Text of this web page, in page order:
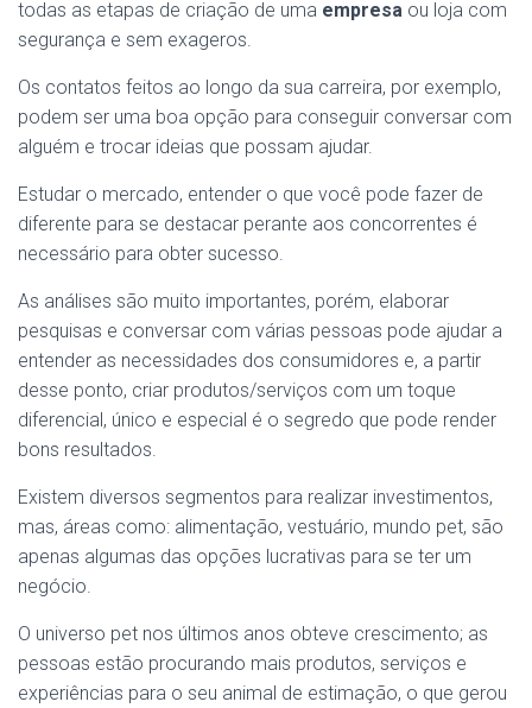
todas as etapas de criação de uma empresa ou loja com
segurança e sem exageros.
Os contatos feitos ao longo da sua carreira, por exemplo,
podem ser uma boa opção para conseguir conversar com
alguém e trocar ideias que possam ajudar.
Estudar o mercado, entender o que você pode fazer de
diferente para se destacar perante aos concorrentes é
necessário para obter sucesso.
As análises são muito importantes, porém, elaborar
pesquisas e conversar com várias pessoas pode ajudar a
entender as necessidades dos consumidores e, a partir
desse ponto, criar produtos/serviços com um toque
diferencial, único e especial é o segredo que pode render
bons resultados.
Existem diversos segmentos para realizar investimentos,
mas, áreas como: alimentação, vestuário, mundo pet, são
apenas algumas das opções lucrativas para se ter um
negócio.
O universo pet nos últimos anos obteve crescimento; as
pessoas estão procurando mais produtos, serviços e
experiências para o seu animal de estimação, o que gerou